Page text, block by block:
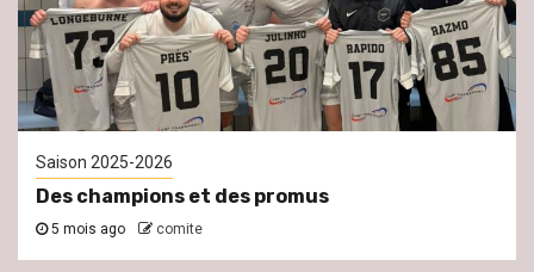
Saison 2025-2026
Des champions et des promus
5 mois ago comite